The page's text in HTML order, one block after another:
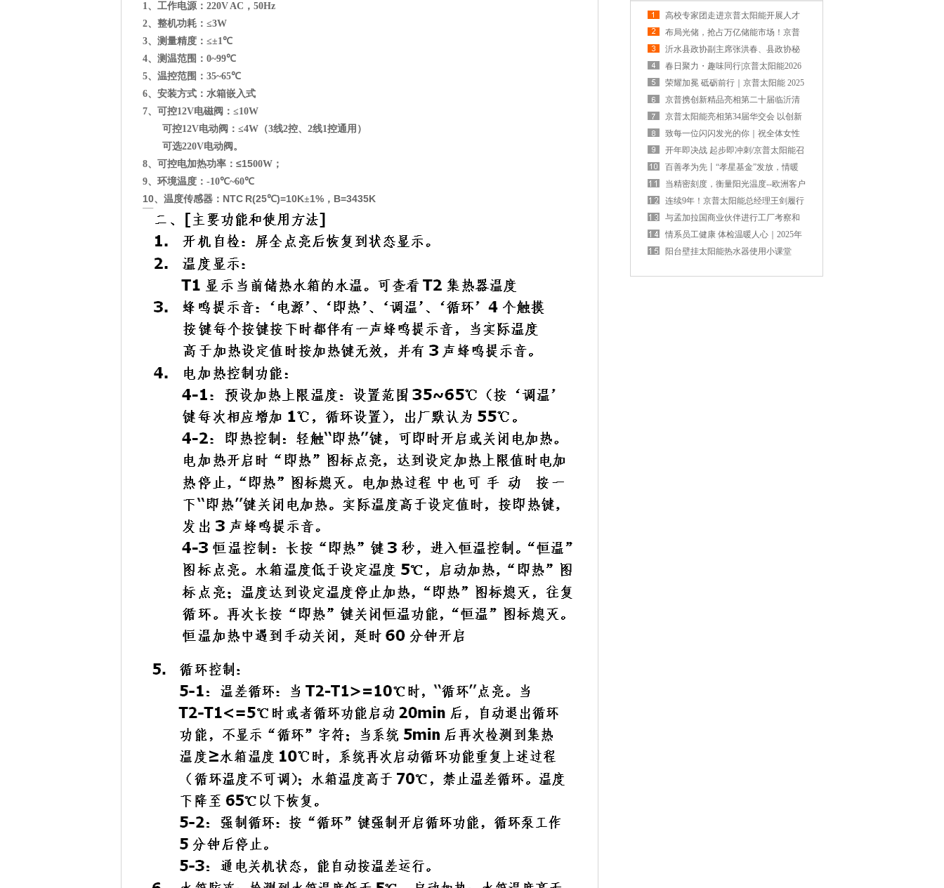
1、工作电源： 220V AC ， 50Hz
2、整机功耗： ≤3W
3、测量精度： ≤±1℃
4、测温范围： 0~99℃
5、温控范围： 35~65℃
6、安装方式：水箱嵌入式
7、可控12V电磁阀：≤10W
可控12V电动阀：≤4W （3线2控、 2线1控通用）
可选220V电动阀。
8、可控电加热功率： ≤1500W ；
9、环境温度： -10℃~60℃
10、温度传感器： NTC R(25℃)=10K±1%， B=3435K
高校专家团走进京普太阳能开展人才
技术服务活动
布局光储，抢占万亿储能市场！京普
太阳能“光伏+储能”基础知识培训会！
沂水县政协副主席张洪春、县政协秘
书长耿代国一行莅临京普太阳能调研
春日聚力・趣味同行|京普太阳能2026
五一趣味运动会
荣耀加冕 砥砺前行｜京普太阳能 2025
年度优秀员工表彰圆满举行
京普携创新精品亮相第二十届临沂清
洁热能博览会 光伏热水器成焦点
京普太阳能亮相第34届华交会 以创新
智造拓展海外新版图
致每一位闪闪发光的你｜祝全体女性
同胞女神节快乐！
开年即决战 起步即冲刺/京普太阳能召
开2025年度工作总结暨2026年工作部
署大会
百善孝为先丨“孝星基金”发放，情暖
父母心！
当精密刻度，衡量阳光温度--欧洲客户
考察中的细节与共鸣
连续9年！京普太阳能总经理王剑履行
山东省人大代表责任
与孟加拉国商业伙伴进行工厂考察和
产品讨论
情系员工健康 体检温暖人心｜2025年
度员工体检
阳台壁挂太阳能热水器使用小课堂